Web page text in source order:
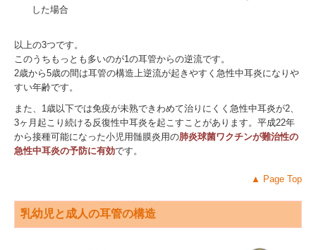
した場合
以上の3つです。
このうちもっとも多いのが1の耳管からの逆流です。
2歳から5歳の間は耳管の構造上逆流が起きやすく急性中耳炎になりや
すい年齢です。
また、1歳以下では免疫が未熟できわめて治りにくく急性中耳炎が2、
3ヶ月起こり続ける反復性中耳炎を起こすことがあります。平成22年
から接種可能になった小児用髄膜炎用の肺炎球菌ワクチンが難治性の
急性中耳炎の予防に有効です。
▲ Page Top
乳幼児と成人の耳管の構造